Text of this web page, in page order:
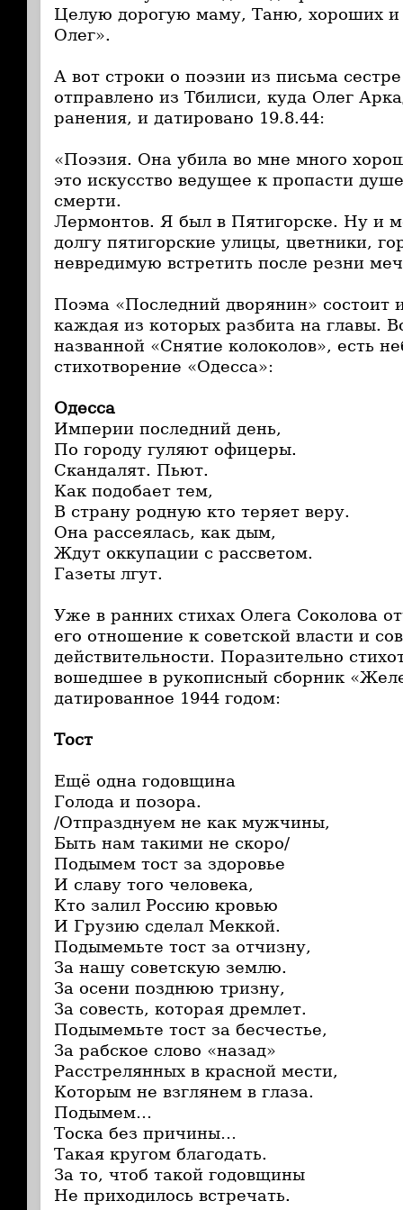
Целую дорогую маму, Таню, хороших и
Олег».
А вот строки о поэзии из письма
отправлено из Тбилиси, куда Олег
ранения, и датировано 19.8.44:
«Поэзия. Она убила во мне много
это искусство ведущее к пропасти
смерти.
Лермонтов. Я был в Пятигорске. Ну и
долгу пятигорские улицы, цветники,
невредимую встретить после резни
Поэма «Последний дворянин» состоит
каждая из которых разбита на главы.
названной «Снятие колоколов», есть
стихотворение «Одесса»:
Одесса
Империи последний день,
По городу гуляют офицеры.
Скандалят. Пьют.
Как подобает тем,
В страну родную кто теряет веру.
Она рассеялась, как дым,
Ждут оккупации с рассветом.
Газеты лгут.
Уже в ранних стихах Олега Соколова
его отношение к советской власти и
действительности. Поразительно
вошедшее в рукописный сборник
датированное 1944 годом:
Тост
Ещё одна годовщина
Голода и позора.
/Отпразднуем не как мужчины,
Быть нам такими не скоро/
Подымем тост за здоровье
И славу того человека,
Кто залил Россию кровью
И Грузию сделал Меккой.
Подымемьте тост за отчизну,
За нашу советскую землю.
За осени позднюю тризну,
За совесть, которая дремлет.
Подымемьте тост за бесчестье,
За рабское слово «назад»
Расстрелянных в красной мести,
Которым не взглянем в глаза.
Подымем…
Тоска без причины…
Такая кругом благодать.
За то, чтоб такой годовщины
Не приходилось встречать.